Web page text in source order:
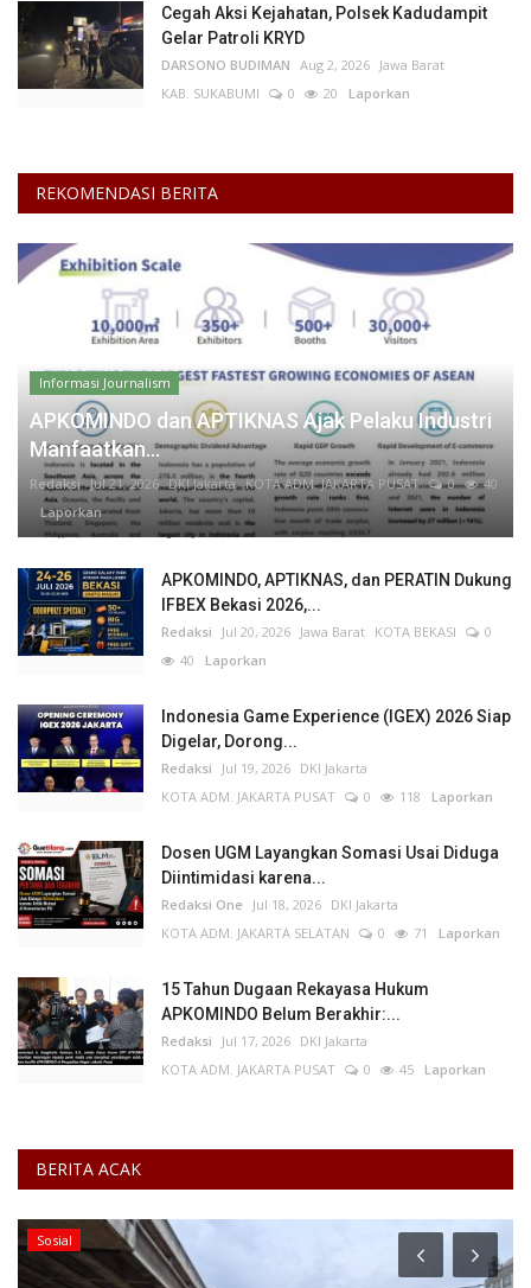
Cegah Aksi Kejahatan, Polsek Kadudampit
Gelar Patroli KRYD
DARSONO BUDIMAN Aug 2, 2026 Jawa Barat
KAB. SUKABUMI
0 20 Laporkan
REKOMENDASI BERITA
Informasi Journalism
APKOMINDO dan APTIKNAS Ajak Pelaku Industri
Manfaatkan...
Redaksi Jul 21, 2026 DKI Jakarta KOTA ADM. JAKARTA PUSAT 0
40
Laporkan
APKOMINDO, APTIKNAS, dan PERATIN Dukung
IFBEX Bekasi 2026,...
Redaksi Jul 20, 2026 Jawa Barat KOTA BEKASI
0
40 Laporkan
Indonesia Game Experience (IGEX) 2026 Siap
Digelar, Dorong...
Redaksi Jul 19, 2026 DKI Jakarta
KOTA ADM. JAKARTA PUSAT
0 118 Laporkan
Dosen UGM Layangkan Somasi Usai Diduga
Diintimidasi karena...
Redaksi One Jul 18, 2026 DKI Jakarta
KOTA ADM. JAKARTA SELATAN
0 71 Laporkan
15 Tahun Dugaan Rekayasa Hukum
APKOMINDO Belum Berakhir:...
Redaksi Jul 17, 2026 DKI Jakarta
KOTA ADM. JAKARTA PUSAT
0 45 Laporkan
BERITA ACAK
Sosial